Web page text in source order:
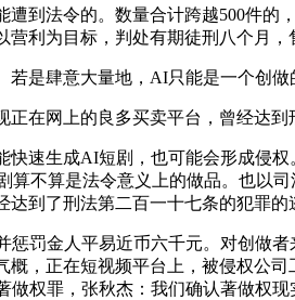
法令的。数量合计跨越500件的
利为目标，判处有期徒刑八个月
是肆意大量地，AI只能是一个创做
网上的良多买卖平台，曾经达到
生成AI短剧，也可能会形成侵权
不算是法令意义上的做品。也以
到了刑法第二百一十七条的犯罪的
金人平易近币六千元。对创做
，正在短视频平台上，被侵权公
权罪，张秋杰：我们确认著做权